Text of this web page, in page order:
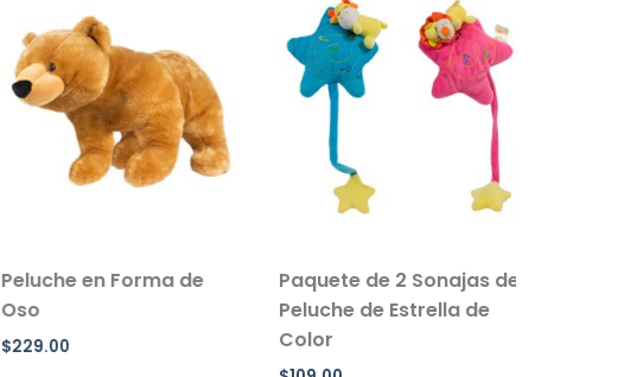
Peluche en Forma de
Oso
$229.00
Paquete de 2 Sonajas de
Peluche de Estrella de
Color